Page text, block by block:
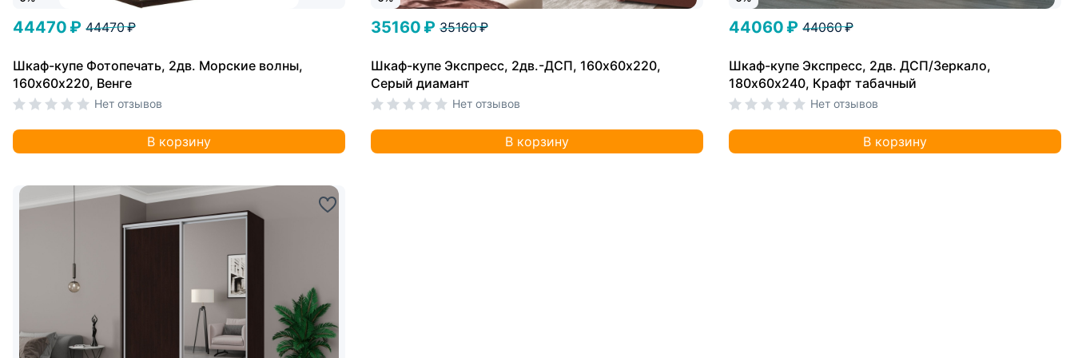
44470 ₽ 44470 ₽
Шкаф-купе Фотопечать, 2дв. Морские волны,
160х60х220, Венге
Нет отзывов
В корзину
35160 ₽ 35160 ₽
Шкаф-купе Экспресс, 2дв.-ДСП, 160х60х220,
Серый диамант
Нет отзывов
В корзину
44060 ₽ 44060 ₽
Шкаф-купе Экспресс, 2дв. ДСП/Зеркало,
180х60х240, Крафт табачный
Нет отзывов
В корзину